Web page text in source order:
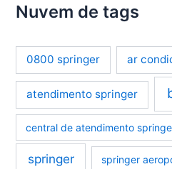
Nuvem de tags
0800 springer ar
atendimento springer
central de atendimento
springer springer